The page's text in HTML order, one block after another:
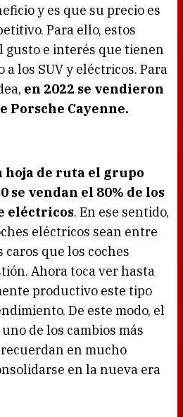
y es que su precio es
Para ello, estos
gusto e interés que tienen
los SUV y eléctricos. Para
en 2022 se vendieron
Porsche Cayenne.
hoja de ruta el grupo
se vendan el 80% de los
eléctricos. En ese sentido,
eléctricos sean entre
que los coches
Ahora toca ver hasta
productivo este tipo
De este modo, el
de los cambios más
en mucho
en la nueva era